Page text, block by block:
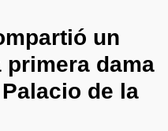
un
dama
de la